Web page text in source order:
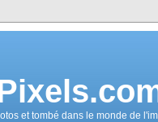
et tombé dans le monde de